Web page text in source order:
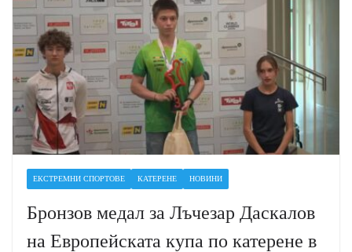
ЕКСТРЕМНИ СПОРТОВЕ КАТЕРЕНЕ НОВИНИ
Бронзов медал за Лъчезар Даскалов
на Европейската купа по катерене в